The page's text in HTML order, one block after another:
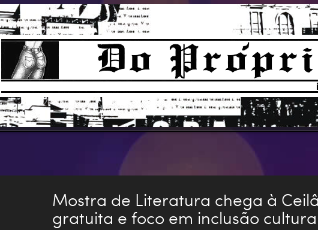
Mostra de Literatura chega à
gratuita e foco em inclusão